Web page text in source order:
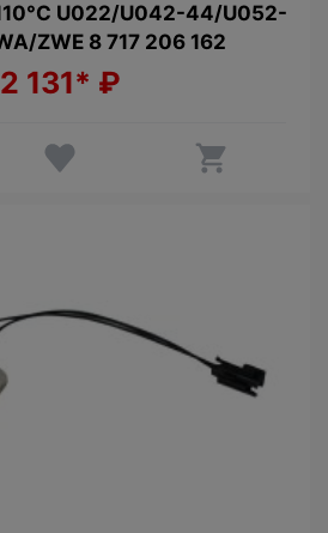
U022/U042-44/U052-
ZWE 8 717 206 162
2 131* ₽